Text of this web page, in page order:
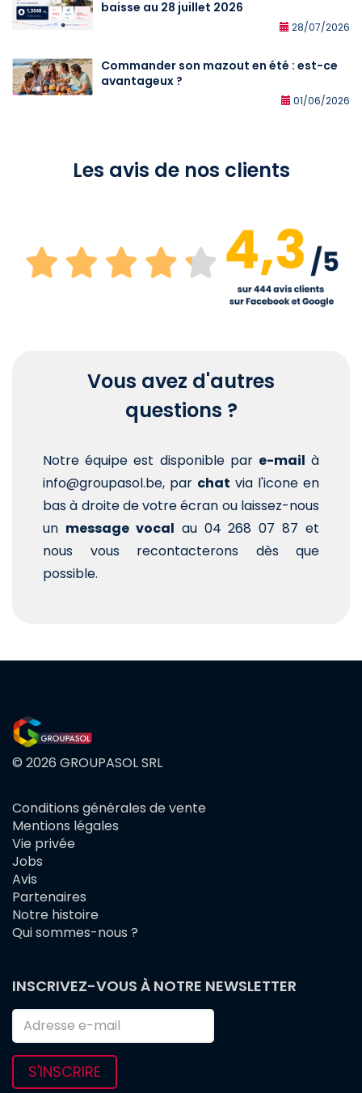
baisse au 28 juillet 2026
28/07/2026
Commander son mazout en été : est-ce
avantageux ?
01/06/2026
Les avis de nos clients
Vous avez d'autres
questions ?
Notre équipe est disponible par e-mail à
info@groupasol.be, par chat via l'icone en
bas à droite de votre écran ou laissez-nous
un message vocal au 04 268 07 87 et
nous vous recontacterons dès que
possible.
© 2026 GROUPASOL SRL
FOOTER
MENU
Conditions générales de vente
Mentions légales
Vie privée
Jobs
Avis
Partenaires
Notre histoire
Qui sommes-nous ?
INSCRIVEZ-VOUS À NOTRE NEWSLETTER
S'INSCRIRE